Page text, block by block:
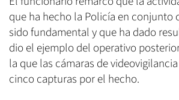
que ha hecho la Policía en conjunto
sido fundamental y que ha dado
dio el ejemplo del operativo
la que las cámaras de
cinco capturas por el hecho.